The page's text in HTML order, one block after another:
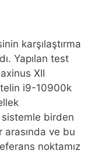
karşılaştırma
Yapılan test
XII
i9-10900k
sistemle birden
arasında ve bu
noktamız